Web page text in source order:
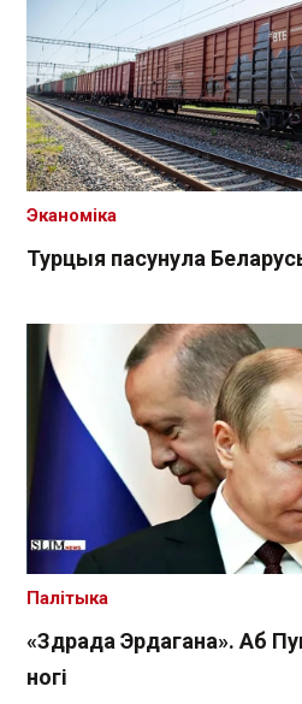
Турцыя пасунула
Эканоміка
«Здрада Эрдагана». Аб
ногі
Палітыка